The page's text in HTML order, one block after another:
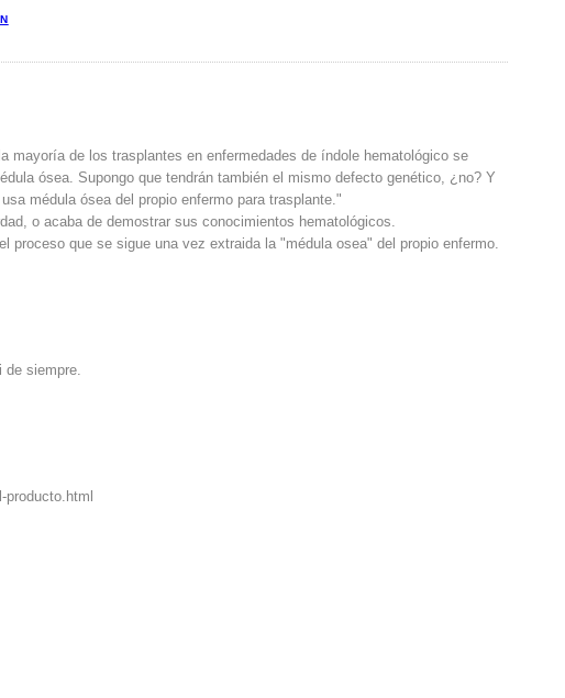
mayoría de los trasplantes en enfermedades de índole hematológico se
ósea. Supongo que tendrán también el mismo defecto genético, ¿no? Y
médula ósea del propio enfermo para trasplante."
o acaba de demostrar sus conocimientos hematológicos.
proceso que se sigue una vez extraida la "médula osea" del propio enfermo.
de siempre.